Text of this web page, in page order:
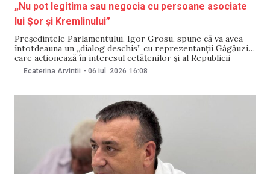
„Nu pot legitima sau negocia cu persoane asociate
lui Șor și Kremlinului”
Președintele Parlamentului, Igor Grosu, spune că va avea
întotdeauna un „dialog deschis” cu reprezentanții Găgăuziei
care acționează în interesul cetățenilor și al Republicii
Moldova, însă precizează că nu poate „legitima sau negocia”
cu persoane asociate grupărilor care servesc interesele
după ce
Ecaterina Arvintii - 06 iul. 2026 16:08